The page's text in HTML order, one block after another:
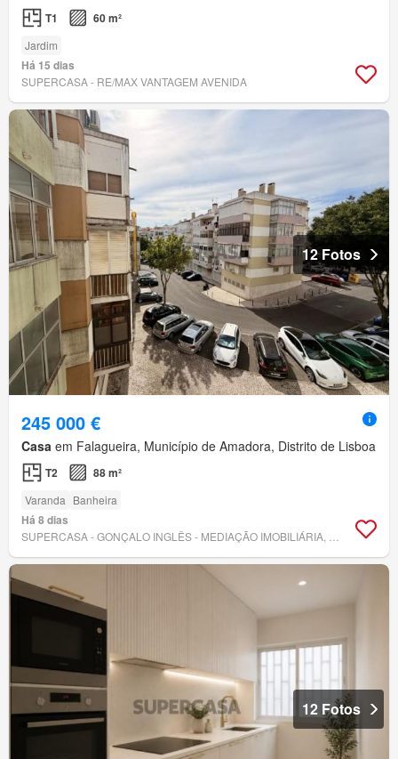
T1 60 m²
Jardim
Há 15 dias
SUPERCASA - RE/MAX VANTAGEM AVENIDA
12 Fotos
245 000 €
Casa em Falagueira, Município de Amadora, Distrito de Lisboa
T2 88 m²
Varanda Banheira
Há 8 dias
12 Fotos